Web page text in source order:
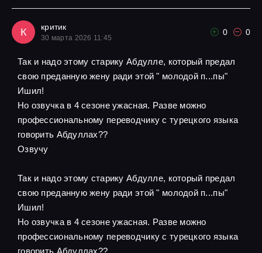
К критик
30 марта 2026 11:45
0 0
Так и надо этому старику Абдулле, который предал
свою преданную жену ради этой " молодой п...пы"
Ишил!
Но озвучка в 4 сезоне ужасная. Разве можно
профессиональному переводчику с турецкого языка
говорить Абдуллах??
Озвучу
Так и надо этому старику Абдулле, который предал
свою преданную жену ради этой " молодой п...пы"
Ишил!
Но озвучка в 4 сезоне ужасная. Разве можно
профессиональному переводчику с турецкого языка
говорить Абдуллах??